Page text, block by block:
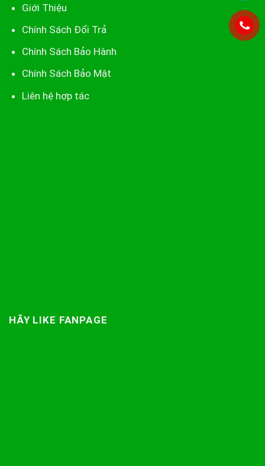
Giới Thiệu
Chính Sách Đổi Trả
Chính Sách Bảo Hành
Chính Sách Bảo Mật
Liên hệ hợp tác
HÃY LIKE FANPAGE